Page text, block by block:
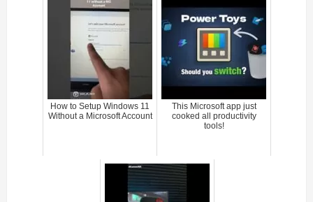
How to Setup Windows 11
Without a Microsoft Account
This Microsoft app just
cooked all productivity
tools!